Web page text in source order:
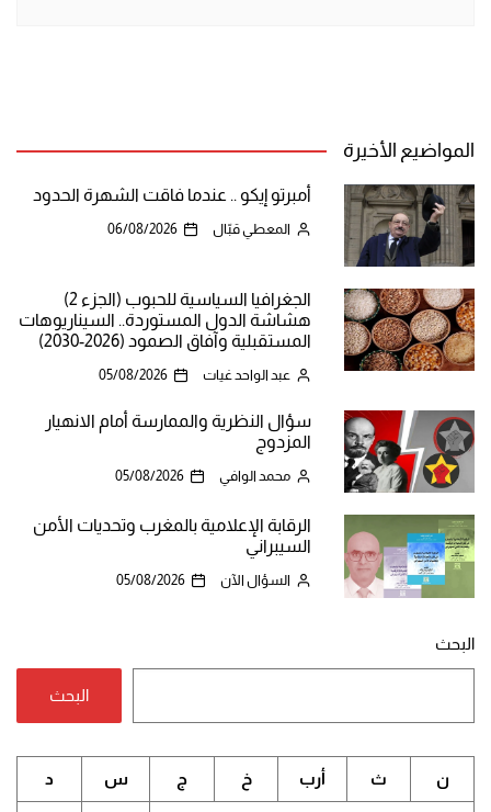
المواضيع الأخيرة
أمبرتو إيكو .. عندما فاقت الشهرة الحدود
المعطي قبّال 06/08/2026
الجغرافيا السياسية للحبوب (الجزء 2)
هشاشة الدول المستوردة.. السيناريوهات
المستقبلية وآفاق الصمود (2026-2030)
عبد الواحد غيات 05/08/2026
سؤال النظرية والممارسة أمام الانهيار
المزدوج
محمد الوافي 05/08/2026
الرقابة الإعلامية بالمغرب وتحديات الأمن
السيبراني
السؤال الآن 05/08/2026
البحث
البحث
ن ث أرب خ ج س د